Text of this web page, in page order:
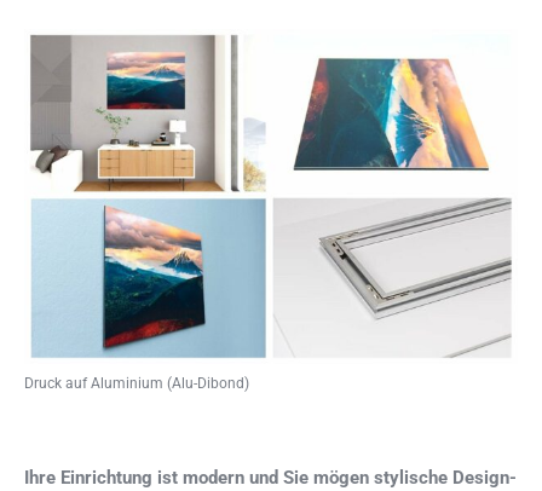
Druck auf Aluminium (Alu-Dibond)
Ihre Einrichtung ist modern und Sie mögen stylische Design-